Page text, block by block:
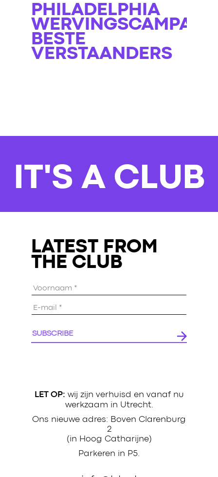
PHILADELPHIA
BESTE
VERSTAANDERS
IT'S A CLUB
LATEST FROM
THE CLUB
Voornaam *
E-
LET OP: wij zijn verhuisd en vanaf nu
werkzaam in Utrecht.
Ons nieuwe adres: Boven Clarenburg
2
(in Hoog Catharijne)
Parkeren in P5.